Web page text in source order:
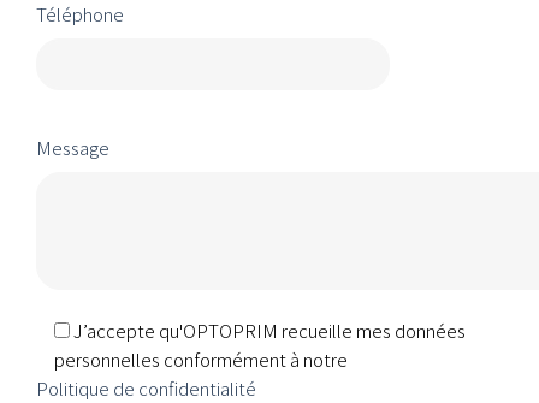
Téléphone
Message
J’accepte qu'OPTOPRIM recueille mes données
personnelles conformément à notre
Politique de confidentialité